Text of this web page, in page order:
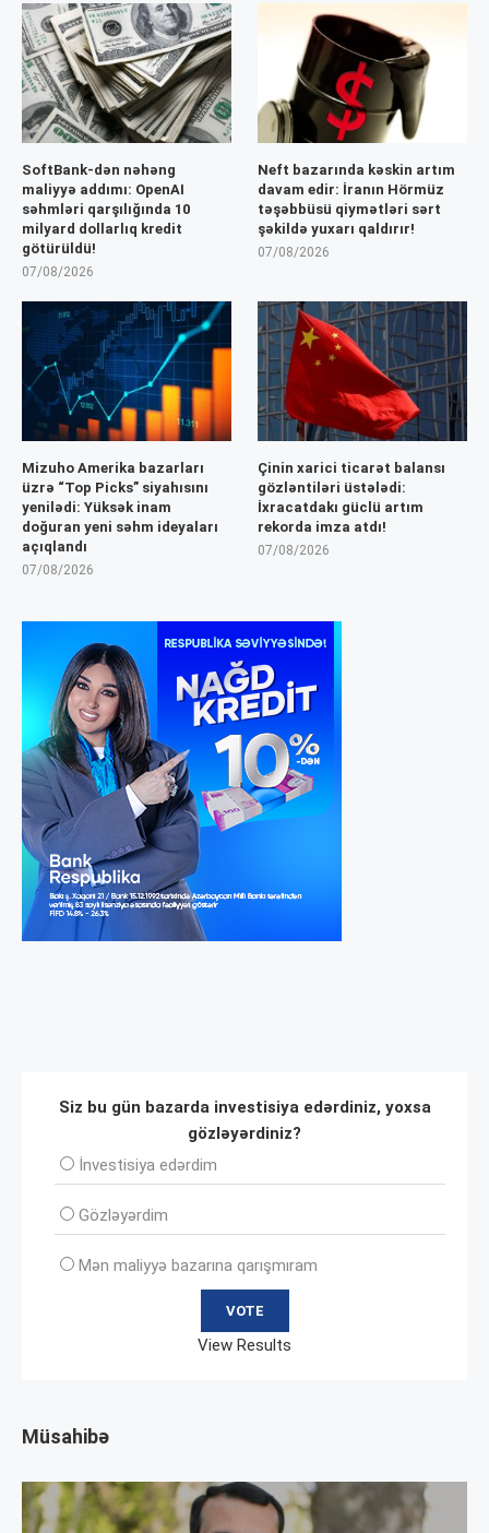
SoftBank-dən nəhəng
maliyyə addımı: OpenAI
səhmləri qarşılığında 10
milyard dollarlıq kredit
götürüldü!
07/08/2026
Neft bazarında kəskin artım
davam edir: İranın Hörmüz
təşəbbüsü qiymətləri sərt
şəkildə yuxarı qaldırır!
07/08/2026
Mizuho Amerika bazarları
üzrə “Top Picks” siyahısını
yenilədi: Yüksək inam
doğuran yeni səhm ideyaları
açıqlandı
07/08/2026
Çinin xarici ticarət balansı
gözləntiləri üstələdi:
İxracatdakı güclü artım
rekorda imza atdı!
07/08/2026
Siz bu gün bazarda investisiya edərdiniz, yoxsa
gözləyərdiniz?
İnvеstisiya edərdim
Gözləyərdim
Mən maliyyə bazarına qarışmıram
View Results
Müsahibə